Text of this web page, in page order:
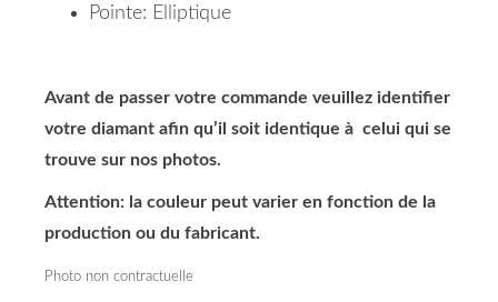
Pointe: Elliptique
Avant de passer votre commande veuillez identifier
votre diamant afin qu’il soit identique à celui qui se
trouve sur nos photos.
Attention: la couleur peut varier en fonction de la
production ou du fabricant.
Photo non contractuelle